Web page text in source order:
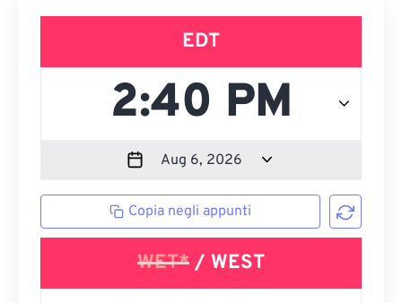
EDT
Copia negli appunti
WET* / WEST